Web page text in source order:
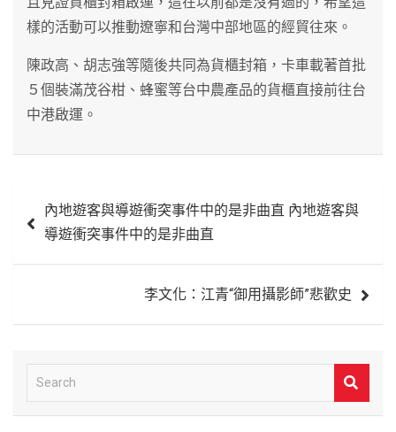
樣的活動可以推動遼寧和台灣中部地區的經貿往來。
陳政高、胡志強等隨後共同為貨櫃封箱，卡車載著首批
５個裝滿茂谷柑、蜂蜜等台中農產品的貨櫃直接前往台
中港啟運。
章
內地遊客與導遊衝突事件中的是非曲直 內地遊客與
導遊衝突事件中的是非曲直
李文化：江青“御用攝影師”悲歡史
e